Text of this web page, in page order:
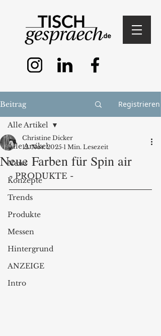
Beitrag Registrieren
Alle Artikel
News
Konzepte
Trends
Produkte
Messen
Hintergrund
ANZEIGE
Intro
Alle Artikel
Neue Farben für Spin air
Christine Dicker
12. Nov. 2025 1 Min. Lesezeit
- PRODUKTE -